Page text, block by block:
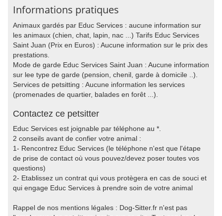
Informations pratiques
Animaux gardés par Educ Services : aucune information sur
les animaux (chien, chat, lapin, nac ...) Tarifs Educ Services
Saint Juan (Prix en Euros) : Aucune information sur le prix des
prestations.
Mode de garde Educ Services Saint Juan : Aucune information
sur lee type de garde (pension, chenil, garde à domicile ..).
Services de petsitting : Aucune information les services
(promenades de quartier, balades en forêt ...).
Contactez ce petsitter
Educ Services est joignable par téléphone au *.
2 conseils avant de confier votre animal :
1- Rencontrez Educ Services (le téléphone n'est que l'étape
de prise de contact où vous pouvez/devez poser toutes vos
questions)
2- Etablissez un contrat qui vous protègera en cas de souci et
qui engage Educ Services à prendre soin de votre animal
Rappel de nos mentions légales : Dog-Sitter.fr n'est pas